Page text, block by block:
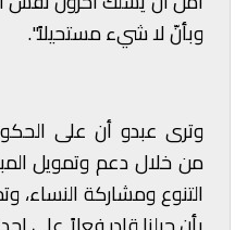
وبأنّ لا شيء مستحيلاً".
وترى عبدو أن على
من خلال دعم وتمويل
التنوع ومشاركة النساء،